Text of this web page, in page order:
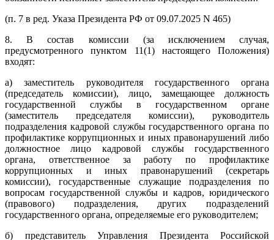
(п. 7 в ред. Указа Президента РФ от 09.07.2025 N 465)
8. В состав комиссии (за исключением случая,
предусмотренного пунктом 11(1) настоящего Положения)
входят:
а) заместитель руководителя государственного органа
(председатель комиссии), лицо, замещающее должность
государственной службы в государственном органе
(заместитель председателя комиссии), руководитель
подразделения кадровой службы государственного органа по
профилактике коррупционных и иных правонарушений либо
должностное лицо кадровой службы государственного
органа, ответственное за работу по профилактике
коррупционных и иных правонарушений (секретарь
комиссии), государственные служащие подразделения по
вопросам государственной службы и кадров, юридического
(правового) подразделения, других подразделений
государственного органа, определяемые его руководителем;
б) представитель Управления Президента Российской